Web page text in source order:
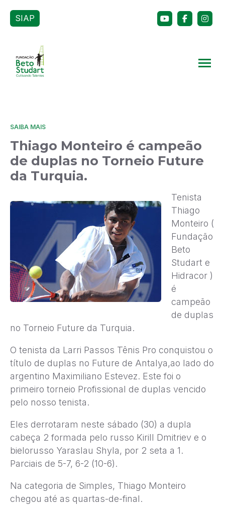
SIAP
SAIBA MAIS
Thiago Monteiro é campeão
de duplas no Torneio Future
da Turquia.
Tenista
Thiago
Monteiro (
Fundação
Beto
Studart e
Hidracor )
é
campeão
de duplas
no Torneio Future da Turquia.
O tenista da Larri Passos Tênis Pro conquistou o
título de duplas no Future de Antalya,ao lado do
argentino Maximiliano Estevez. Este foi o
primeiro torneio Profissional de duplas vencido
pelo nosso tenista.
Eles derrotaram neste sábado (30) a dupla
cabeça 2 formada pelo russo Kirill Dmitriev e o
bielorusso Yaraslau Shyla, por 2 seta a 1.
Parciais de 5-7, 6-2 (10-6).
Na categoria de Simples, Thiago Monteiro
chegou até as quartas-de-final.